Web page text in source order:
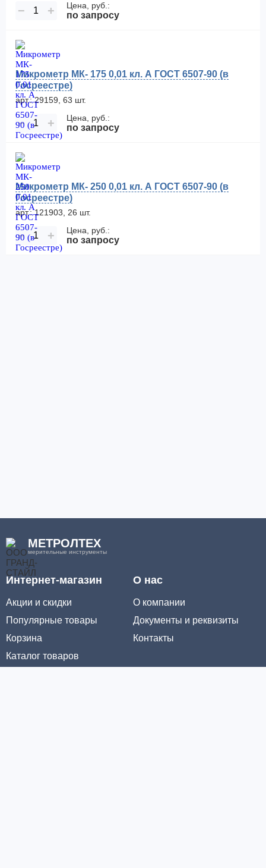
− + Цена, руб.:
по запросу
Микрометр МК- 175 0,01 кл. А ГОСТ 6507-90 (в
Госреестре)
арт.: 29159, 63 шт.
− + Цена, руб.:
по запросу
Микрометр МК- 250 0,01 кл. А ГОСТ 6507-90 (в
Госреестре)
арт.: 121903, 26 шт.
− + Цена, руб.:
по запросу
МЕТРОЛТЕХ
мерительные инструменты
Интернет-магазин
Акции и скидки
Популярные товары
Корзина
Каталог товаров
О нас
О компании
Документы и реквизиты
Контакты